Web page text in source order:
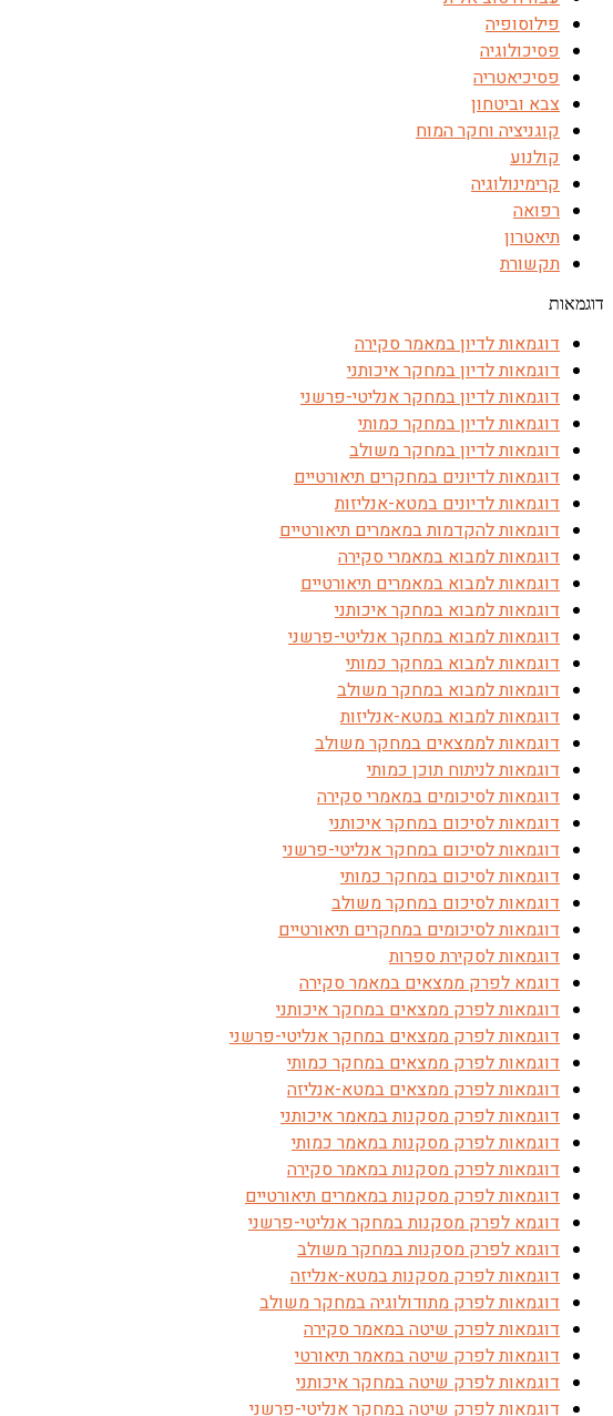
פילוסופיה
פסיכולוגיה
פסיכיאטריה
צבא וביטחון
קוגניציה וחקר המוח
קולנוע
קרימינולוגיה
רפואה
תיאטרון
תקשורת
דוגמאות
דוגמאות לדיון במאמר סקירה
דוגמאות לדיון במחקר איכותני
דוגמאות לדיון במחקר אנליטי-פרשני
דוגמאות לדיון במחקר כמותי
דוגמאות לדיון במחקר משולב
דוגמאות לדיונים במחקרים תיאורטיים
דוגמאות לדיונים במטא-אנליזות
דוגמאות להקדמות במאמרים תיאורטיים
דוגמאות למבוא במאמרי סקירה
דוגמאות למבוא במאמרים תיאורטיים
דוגמאות למבוא במחקר איכותני
דוגמאות למבוא במחקר אנליטי-פרשני
דוגמאות למבוא במחקר כמותי
דוגמאות למבוא במחקר משולב
דוגמאות למבוא במטא-אנליזות
דוגמאות לממצאים במחקר משולב
דוגמאות לניתוח תוכן כמותי
דוגמאות לסיכומים במאמרי סקירה
דוגמאות לסיכום במחקר איכותני
דוגמאות לסיכום במחקר אנליטי-פרשני
דוגמאות לסיכום במחקר כמותי
דוגמאות לסיכום במחקר משולב
דוגמאות לסיכומים במחקרים תיאורטיים
דוגמאות לסקירת ספרות
דוגמא לפרק ממצאים במאמר סקירה
דוגמאות לפרק ממצאים במחקר איכותני
דוגמאות לפרק ממצאים במחקר אנליטי-פרשני
דוגמאות לפרק ממצאים במחקר כמותי
דוגמאות לפרק ממצאים במטא-אנליזה
דוגמאות לפרק מסקנות במאמר איכותני
דוגמאות לפרק מסקנות במאמר כמותי
דוגמאות לפרק מסקנות במאמר סקירה
דוגמאות לפרק מסקנות במאמרים תיאורטיים
דוגמא לפרק מסקנות במחקר אנליטי-פרשני
דוגמא לפרק מסקנות במחקר משולב
דוגמאות לפרק מסקנות במטא-אנליזה
דוגמאות לפרק מתודולוגיה במחקר משולב
דוגמאות לפרק שיטה במאמר סקירה
דוגמאות לפרק שיטה במאמר תיאורטי
דוגמאות לפרק שיטה במחקר איכותני
דוגמאות לפרק שיטה במחקר אנליטי-פרשני